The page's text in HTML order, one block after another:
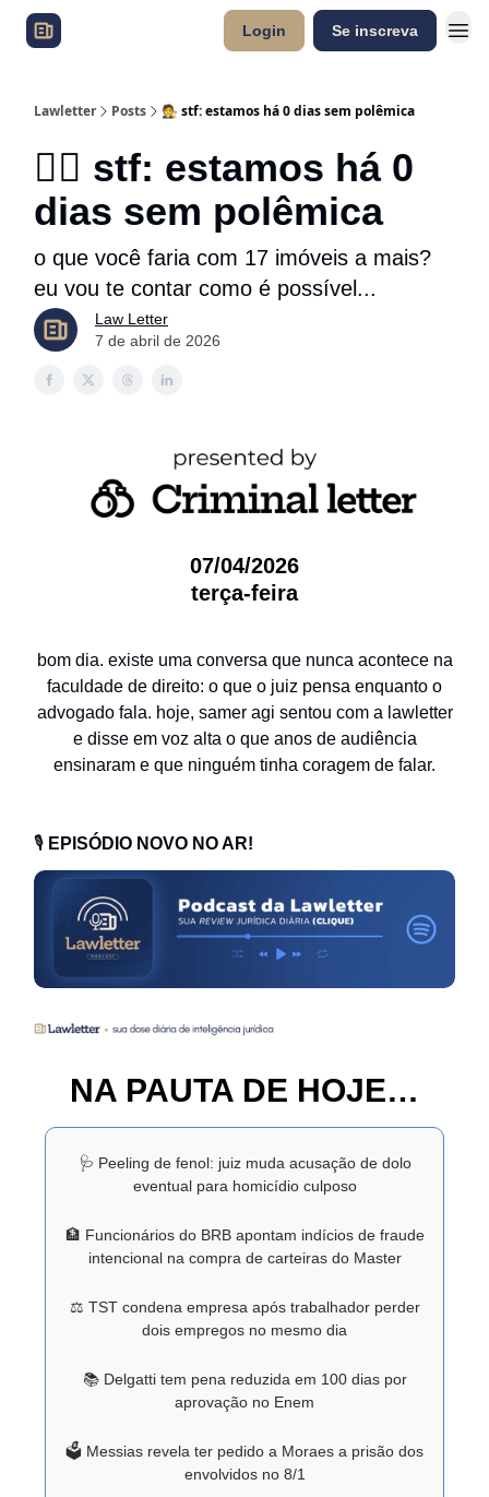
Login Se inscreva
Lawletter Posts 🧑‍⚖️ stf: estamos há 0 dias sem polêmica
🧑‍⚖️ stf: estamos há 0
dias sem polêmica
o que você faria com 17 imóveis a mais?
eu vou te contar como é possível...
Law Letter
7 de abril de 2026
07/04/2026
terça-feira
bom dia. existe uma conversa que nunca acontece na
faculdade de direito: o que o juiz pensa enquanto o
advogado fala. hoje, samer agi sentou com a lawletter
e disse em voz alta o que anos de audiência
ensinaram e que ninguém tinha coragem de falar.
🎙️ EPISÓDIO NOVO NO AR!
NA PAUTA DE HOJE…
🩺 Peeling de fenol: juiz muda acusação de dolo
eventual para homicídio culposo
🏦 Funcionários do BRB apontam indícios de fraude
intencional na compra de carteiras do Master
⚖️ TST condena empresa após trabalhador perder
dois empregos no mesmo dia
📚 Delgatti tem pena reduzida em 100 dias por
aprovação no Enem
🗳️ Messias revela ter pedido a Moraes a prisão dos
envolvidos no 8/1